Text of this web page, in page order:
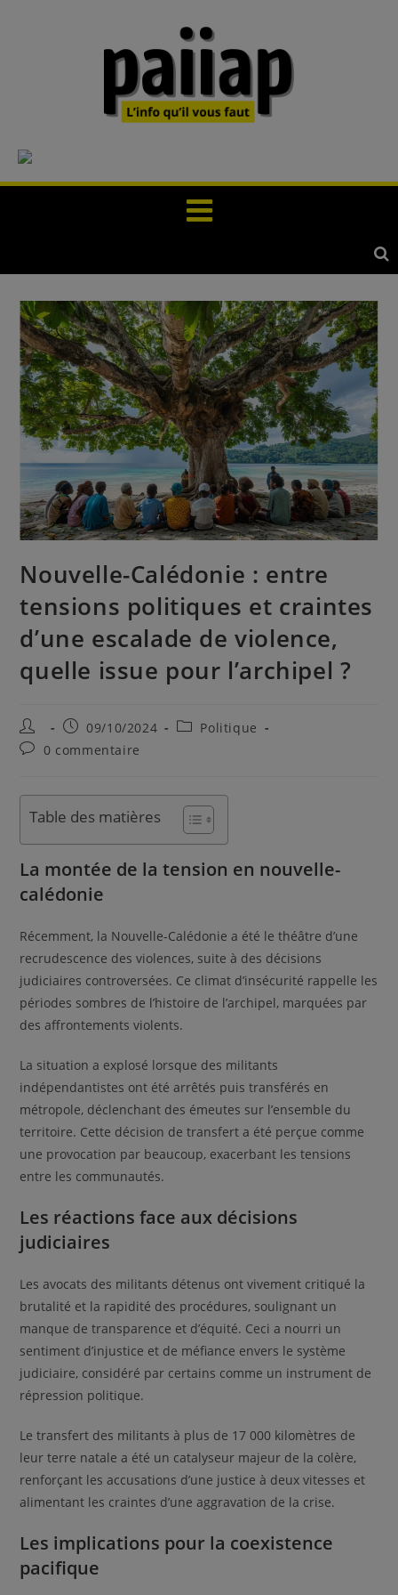
Nouvelle-Calédonie : entre
tensions politiques et craintes
d’une escalade de violence,
quelle issue pour l’archipel ?
09/10/2024
Politique
0 commentaire
Table des matières
La montée de la tension en nouvelle-
calédonie
Récemment, la Nouvelle-Calédonie a été le théâtre d’une
recrudescence des violences, suite à des décisions
judiciaires controversées. Ce climat d’insécurité rappelle les
périodes sombres de l’histoire de l’archipel, marquées par
des affrontements violents.
La situation a explosé lorsque des militants
indépendantistes ont été arrêtés puis transférés en
métropole, déclenchant des émeutes sur l’ensemble du
territoire. Cette décision de transfert a été perçue comme
une provocation par beaucoup, exacerbant les tensions
entre les communautés.
Les réactions face aux décisions
judiciaires
Les avocats des militants détenus ont vivement critiqué la
brutalité et la rapidité des procédures, soulignant un
manque de transparence et d’équité. Ceci a nourri un
sentiment d’injustice et de méfiance envers le système
judiciaire, considéré par certains comme un instrument de
répression politique.
Le transfert des militants à plus de 17 000 kilomètres de
leur terre natale a été un catalyseur majeur de la colère,
renforçant les accusations d’une justice à deux vitesses et
alimentant les craintes d’une aggravation de la crise.
Les implications pour la coexistence
pacifique